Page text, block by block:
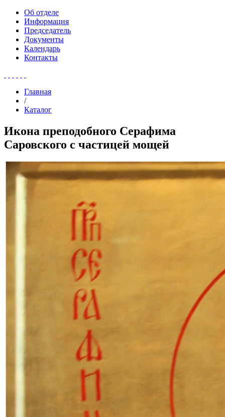
Об отделе
Информация
Председатель
Документы
Календарь
Контакты
Главная
/
Каталог
Икона преподобного Серафима
Саровского с частицей мощей